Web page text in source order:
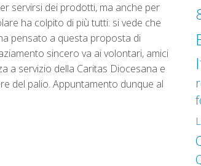
servirsi dei prodotti, ma anche per
ha colpito di più tutti: si vede che
pensato a questa proposta di
sincero va ai volontari, amici
a servizio della Caritas Diocesana e
del palio. Appuntamento dunque al